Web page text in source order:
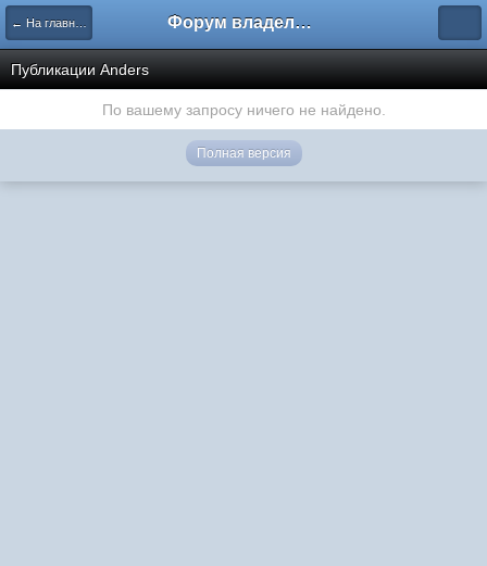
← На главную Форум владельцев интернет-магазинов
Публикации Anders
По вашему запросу ничего не найдено.
Полная версия